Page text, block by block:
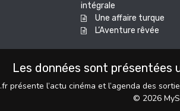
intégrale
Une affaire turque
L’Aventure rêvée
Les données sont présentées
présente l’actu cinéma et l’agenda des
© 2026